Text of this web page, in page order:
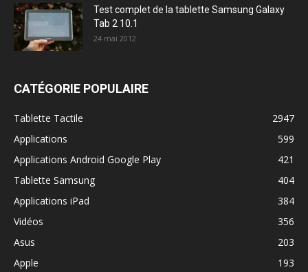
Test complet de la tablette Samsung Galaxy
Tab 2 10.1
24 mai 2012
CATÉGORIE POPULAIRE
Tablette Tactile
2947
Applications
599
Applications Android Google Play
421
Tablette Samsung
404
Applications iPad
384
Vidéos
356
Asus
203
Apple
193